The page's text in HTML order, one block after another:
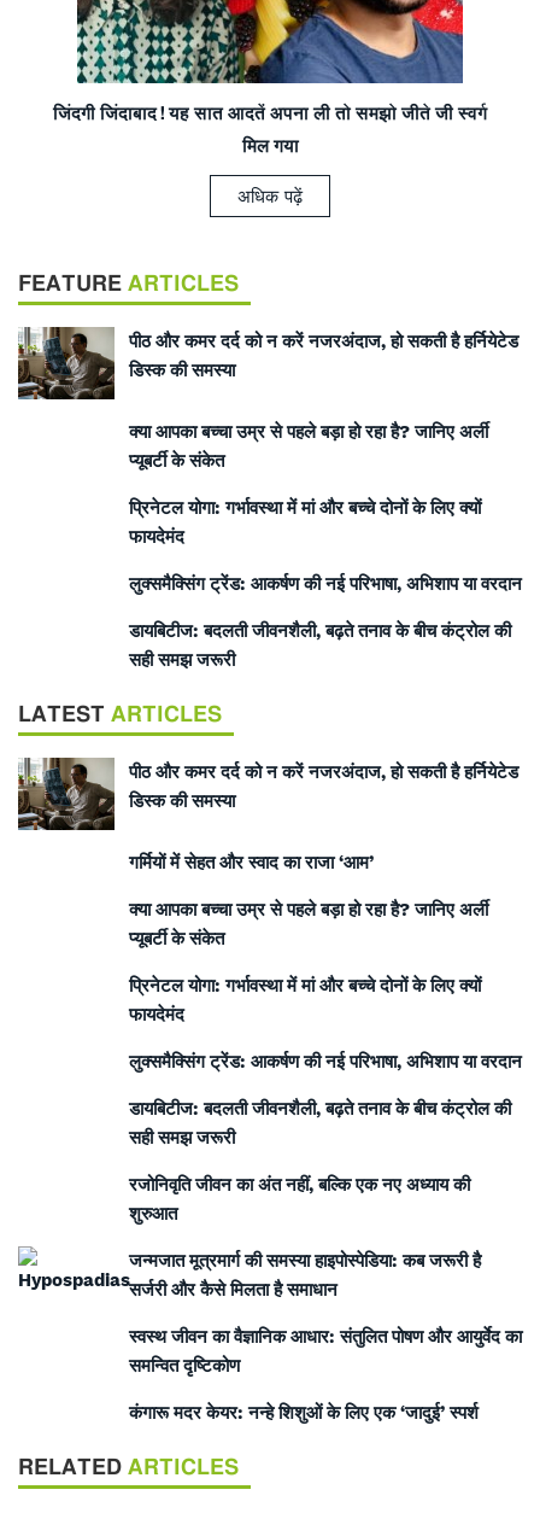
जिंदगी जिंदाबाद! यह सात आदतें अपना ली तो समझो जीते जी स्वर्ग
मिल गया
अधिक पढ़ें
FEATURE ARTICLES
पीठ और कमर दर्द को न करें नजरअंदाज, हो सकती है हर्नियेटेड
डिस्क की समस्या
क्या आपका बच्चा उम्र से पहले बड़ा हो रहा है? जानिए अर्ली
प्यूबर्टी के संकेत
प्रिनेटल योगा: गर्भावस्था में मां और बच्चे दोनों के लिए क्यों
फायदेमंद
लुक्समैक्सिंग ट्रेंड: आकर्षण की नई परिभाषा, अभिशाप या वरदान
डायबिटीज: बदलती जीवनशैली, बढ़ते तनाव के बीच कंट्रोल की
सही समझ जरूरी
LATEST ARTICLES
पीठ और कमर दर्द को न करें नजरअंदाज, हो सकती है हर्नियेटेड
डिस्क की समस्या
गर्मियों में सेहत और स्वाद का राजा ‘आम’
क्या आपका बच्चा उम्र से पहले बड़ा हो रहा है? जानिए अर्ली
प्यूबर्टी के संकेत
प्रिनेटल योगा: गर्भावस्था में मां और बच्चे दोनों के लिए क्यों
फायदेमंद
लुक्समैक्सिंग ट्रेंड: आकर्षण की नई परिभाषा, अभिशाप या वरदान
डायबिटीज: बदलती जीवनशैली, बढ़ते तनाव के बीच कंट्रोल की
सही समझ जरूरी
रजोनिवृति जीवन का अंत नहीं, बल्कि एक नए अध्याय की
शुरुआत
जन्मजात मूत्रमार्ग की समस्या हाइपोस्पेडिया: कब जरूरी है
सर्जरी और कैसे मिलता है समाधान
स्वस्थ जीवन का वैज्ञानिक आधार: संतुलित पोषण और आयुर्वेद का
समन्वित दृष्टिकोण
कंगारू मदर केयर: नन्हे शिशुओं के लिए एक ‘जादुई’ स्पर्श
RELATED ARTICLES